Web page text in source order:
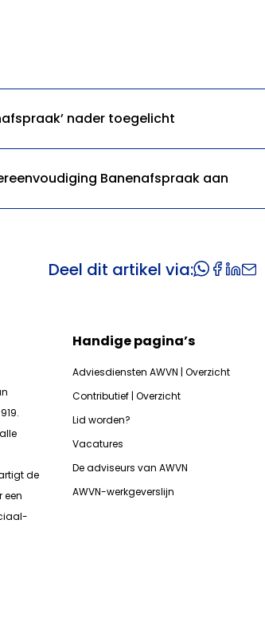
nader toegelicht
Banenafspraak aan
Deel dit artikel via:
de
een
Handige pagina’s
Adviesdiensten AWVN | Overzicht
Contributief | Overzicht
Lid worden?
Vacatures
De adviseurs van AWVN
AWVN-werkgeverslijn